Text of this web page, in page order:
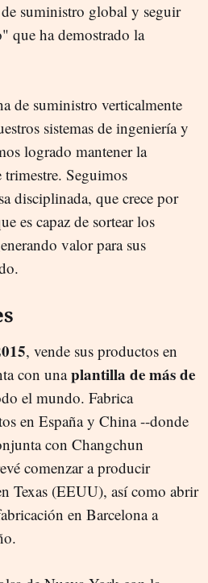
suministro global y seguir
que ha demostrado la
de suministro verticalmente
sistemas de ingeniería y
logrado mantener la
Seguimos
disciplinada, que crece por
es capaz de sortear los
valor para sus
, vende sus productos en
con unaplantilla de más de
el mundo. Fabrica
en España y China --donde
con Changchun
comenzar a producir
Texas (EEUU), así como abrir
en Barcelona a